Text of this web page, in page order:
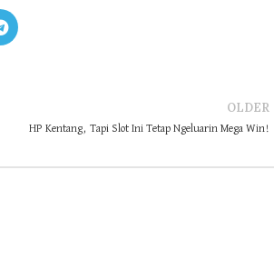
OLDER
HP Kentang, Tapi Slot Ini Tetap Ngeluarin Mega Win!